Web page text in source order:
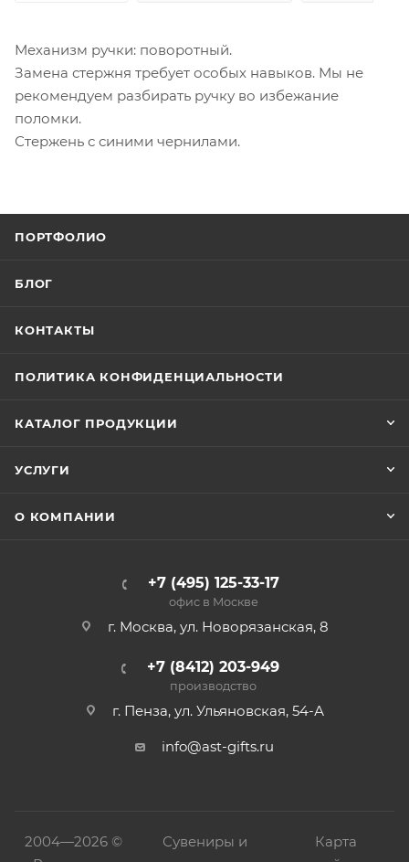
Механизм ручки: поворотный.
Замена стержня требует особых навыков. Мы не
рекомендуем разбирать ручку во избежание
поломки.
Стержень с синими чернилами.
ПОРТФОЛИО
БЛОГ
КОНТАКТЫ
ПОЛИТИКА КОНФИДЕНЦИАЛЬНОСТИ
КАТАЛОГ ПРОДУКЦИИ
УСЛУГИ
О КОМПАНИИ
+7 (495) 125-33-17
офис в Москве
г. Москва, ул. Новорязанская, 8
+7 (8412) 203-949
производство
г. Пенза, ул. Ульяновская, 54-А
info@ast-gifts.ru
2004—2026 ©
Сувениры и
Карта